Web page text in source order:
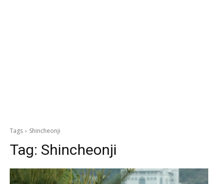
Tags Shincheonji
Tag: Shincheonji